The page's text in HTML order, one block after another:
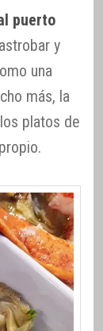
puerto
y
una
más, la
platos de